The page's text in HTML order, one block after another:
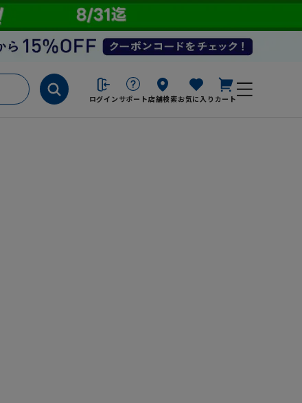
ログイン サポート店舗検索お気に入り カート